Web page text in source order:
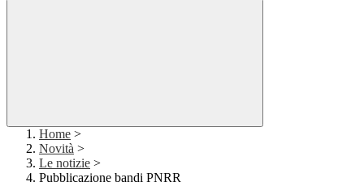
Home >
Novità >
Le notizie >
Pubblicazione bandi PNRR